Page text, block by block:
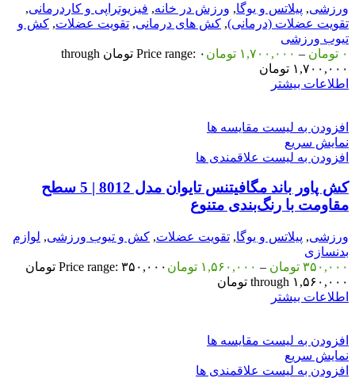
ورزشی, پیلاتس و یوگا, ورزش در خانه, فیزیوتراپی و کاردرمانی,
تقویت عضلات (درمانی), کش های درمانی, تقویت عضلات, کش و
تیوب ورزشی
۰ تومان – ۱,۷۰۰,۰۰۰ تومان
Price range: ۰ تومان through
۱,۷۰۰,۰۰۰ تومان
اطلاعات بیشتر
افزودن به لیست مقایسه ها
نمایش سریع
افزودن به لیست علاقمندی ها
کش پاور باند مگافیتنس تایوان مدل 8012 | 5 سطح
مقاومت با رنگ‌بندی متنوع
ورزشی, پیلاتس و یوگا, تقویت عضلات, کش و تیوب ورزشی, لوازم
بدنسازی
۳۵۰,۰۰۰ تومان – ۱,۵۶۰,۰۰۰ تومان
Price range: ۳۵۰,۰۰۰ تومان
through ۱,۵۶۰,۰۰۰ تومان
اطلاعات بیشتر
افزودن به لیست مقایسه ها
نمایش سریع
افزودن به لیست علاقمندی ها